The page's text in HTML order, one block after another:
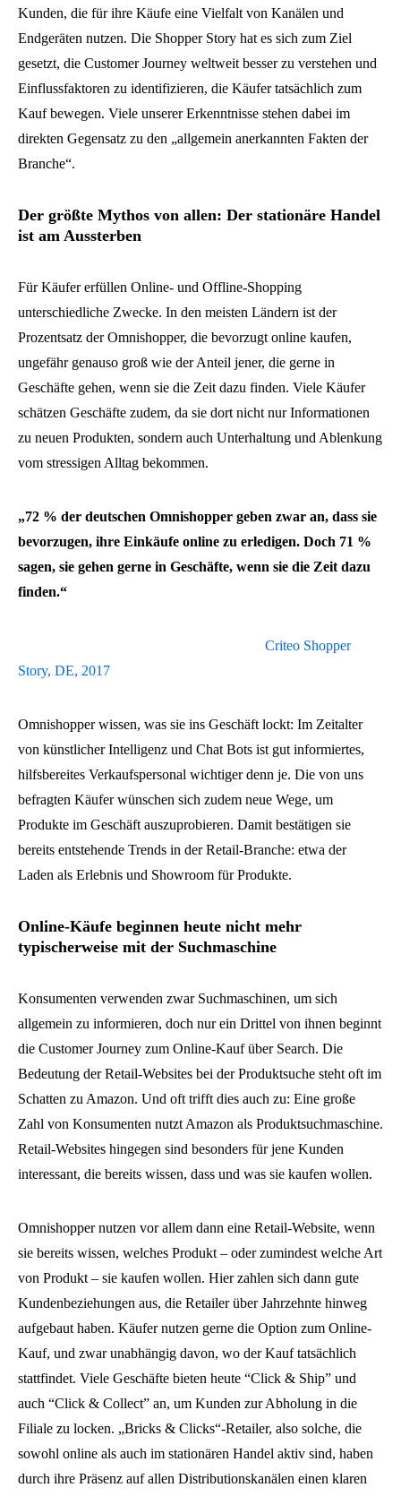
Kunden, die für ihre Käufe eine Vielfalt von Kanälen und
Endgeräten nutzen. Die Shopper Story hat es sich zum Ziel
gesetzt, die Customer Journey weltweit besser zu verstehen und
Einflussfaktoren zu identifizieren, die Käufer tatsächlich zum
Kauf bewegen. Viele unserer Erkenntnisse stehen dabei im
direkten Gegensatz zu den „allgemein anerkannten Fakten der
Branche“.
Der größte Mythos von allen: Der stationäre Handel
ist am Aussterben
Für Käufer erfüllen Online- und Offline-Shopping
unterschiedliche Zwecke. In den meisten Ländern ist der
Prozentsatz der Omnishopper, die bevorzugt online kaufen,
ungefähr genauso groß wie der Anteil jener, die gerne in
Geschäfte gehen, wenn sie die Zeit dazu finden. Viele Käufer
schätzen Geschäfte zudem, da sie dort nicht nur Informationen
zu neuen Produkten, sondern auch Unterhaltung und Ablenkung
vom stressigen Alltag bekommen.
„72 % der deutschen Omnishopper geben zwar an, dass sie
bevorzugen, ihre Einkäufe online zu erledigen. Doch 71 %
sagen, sie gehen gerne in Geschäfte, wenn sie die Zeit dazu
finden.“
Criteo Shopper
Story, DE, 2017
Omnishopper wissen, was sie ins Geschäft lockt: Im Zeitalter
von künstlicher Intelligenz und Chat Bots ist gut informiertes,
hilfsbereites Verkaufspersonal wichtiger denn je. Die von uns
befragten Käufer wünschen sich zudem neue Wege, um
Produkte im Geschäft auszuprobieren. Damit bestätigen sie
bereits entstehende Trends in der Retail-Branche: etwa der
Laden als Erlebnis und Showroom für Produkte.
Online-Käufe beginnen heute nicht mehr
typischerweise mit der Suchmaschine
Konsumenten verwenden zwar Suchmaschinen, um sich
allgemein zu informieren, doch nur ein Drittel von ihnen beginnt
die Customer Journey zum Online-Kauf über Search. Die
Bedeutung der Retail-Websites bei der Produktsuche steht oft im
Schatten zu Amazon. Und oft trifft dies auch zu: Eine große
Zahl von Konsumenten nutzt Amazon als Produktsuchmaschine.
Retail-Websites hingegen sind besonders für jene Kunden
interessant, die bereits wissen, dass und was sie kaufen wollen.
Omnishopper nutzen vor allem dann eine Retail-Website, wenn
sie bereits wissen, welches Produkt – oder zumindest welche Art
von Produkt – sie kaufen wollen. Hier zahlen sich dann gute
Kundenbeziehungen aus, die Retailer über Jahrzehnte hinweg
aufgebaut haben. Käufer nutzen gerne die Option zum Online-
Kauf, und zwar unabhängig davon, wo der Kauf tatsächlich
stattfindet. Viele Geschäfte bieten heute “Click & Ship” und
auch “Click & Collect” an, um Kunden zur Abholung in die
Filiale zu locken. „Bricks & Clicks“-Retailer, also solche, die
sowohl online als auch im stationären Handel aktiv sind, haben
durch ihre Präsenz auf allen Distributionskanälen einen klaren